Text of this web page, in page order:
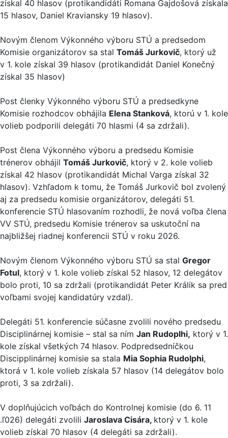
získal 40 hlasov (protikandidáti Romana Gajdošová získala
15 hlasov, Daniel Kraviansky 19 hlasov).
Novým členom Výkonného výboru STÚ a predsedom
Komisie organizátorov sa stal Tomáš Jurkovič, ktorý už
v 1. kole získal 39 hlasov (protikandidát Daniel Konečný
získal 35 hlasov)
Post členky Výkonného výboru STÚ a predsedkyne
Komisie rozhodcov obhájila Elena Stanková, ktorú v 1. kole
volieb podporili delegáti 70 hlasmi (4 sa zdržali).
Post člena Výkonného výboru a predsedu Komisie
trénerov obhájil Tomáš Jurkovič, ktorý v 2. kole volieb
získal 42 hlasov (protikandidát Michal Varga získal 32
hlasov). Vzhľadom k tomu, že Tomáš Jurkovič bol zvolený
aj za predsedu komisie organizátorov, delegáti 51.
konferencie STÚ hlasovaním rozhodli, že nová voľba člena
VV STÚ, predsedu Komisie trénerov sa uskutoční na
najbližšej riadnej konferencii STÚ v roku 2026.
Novým členom Výkonného výboru STÚ sa stal Gregor
Fotul, ktorý v 1. kole volieb získal 52 hlasov, 12 delegátov
bolo proti, 10 sa zdržali (protikandidát Peter Králik sa pred
voľbami svojej kandidatúry vzdal).
Delegáti 51. konferencie súčasne zvolili nového predsedu
Disciplinárnej komisie – stal sa ním Jan Rudoplhi, ktorý v 1.
kole získal všetkých 74 hlasov. Podpredsedníčkou
Discipplinárnej komisie sa stala Mia Sophia Rudolphi,
ktorá v 1. kole volieb získala 57 hlasov (14 delegátov bolo
proti, 3 sa zdržali).
V doplňujúcich voľbách do Kontrolnej komisie (do 6. 11
.ľ026) delegáti zvolili Jaroslava Cisára, ktorý v 1. kole
volieb získal 70 hlasov (4 delegáti sa zdržali).